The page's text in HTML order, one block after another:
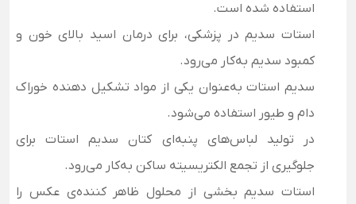
استفاده شده است.
استات سدیم در پزشکی، برای درمان اسید بالای خون و
کمبود سدیم به‌کار می‌رود.
سدیم استات به‌عنوان یکی از مواد تشکیل دهنده خوراک
دام و طیور استفاده می‌شود.
در تولید لباس‌های پنبه‌ای کتان سدیم استات برای
جلوگیری از تجمع الکتریسیته ساکن به‌کار می‌رود.
استات سدیم بخشی از محلول ظاهر کننده‌ی عکس را